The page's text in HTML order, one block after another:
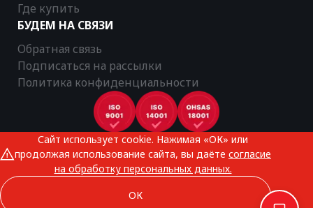
Где купить
БУДЕМ НА СВЯЗИ
Обратная связь
Подписаться на рассылки
Политика конфиденциальности
CTR © 2025
Все права защищены
Сайт использует cookie. Нажимая «ОК» или
продолжая использование сайта, вы даёте согласие
на обработку персональных данных.
ОК